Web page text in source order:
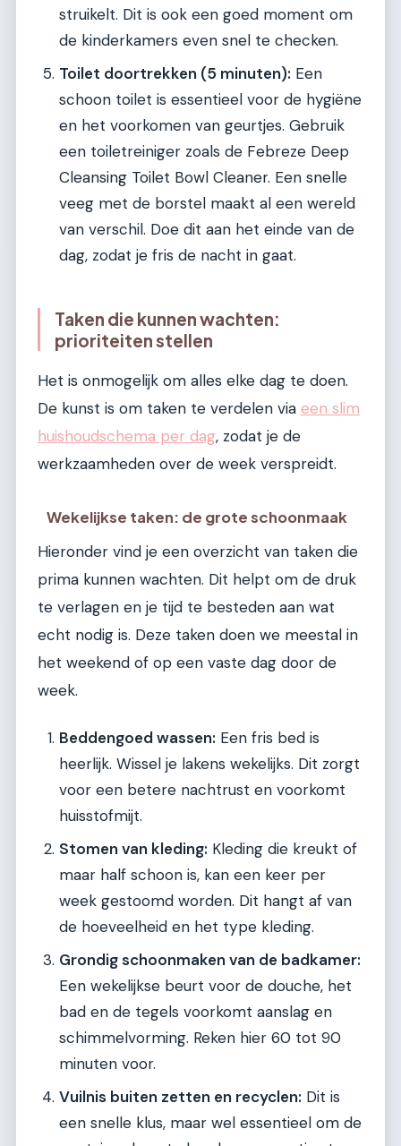
struikelt. Dit is ook een goed moment om
de kinderkamers even snel te checken.
Toilet doortrekken (5 minuten): Een
schoon toilet is essentieel voor de hygiëne
en het voorkomen van geurtjes. Gebruik
een toiletreiniger zoals de Febreze Deep
Cleansing Toilet Bowl Cleaner. Een snelle
veeg met de borstel maakt al een wereld
van verschil. Doe dit aan het einde van de
dag, zodat je fris de nacht in gaat.
Taken die kunnen wachten:
prioriteiten stellen
Het is onmogelijk om alles elke dag te doen.
De kunst is om taken te verdelen via een slim
huishoudschema per dag, zodat je de
werkzaamheden over de week verspreidt.
Wekelijkse taken: de grote schoonmaak
Hieronder vind je een overzicht van taken die
prima kunnen wachten. Dit helpt om de druk
te verlagen en je tijd te besteden aan wat
echt nodig is. Deze taken doen we meestal in
het weekend of op een vaste dag door de
week.
Beddengoed wassen: Een fris bed is
heerlijk. Wissel je lakens wekelijks. Dit zorgt
voor een betere nachtrust en voorkomt
huisstofmijt.
Stomen van kleding: Kleding die kreukt of
maar half schoon is, kan een keer per
week gestoomd worden. Dit hangt af van
de hoeveelheid en het type kleding.
Grondig schoonmaken van de badkamer:
Een wekelijkse beurt voor de douche, het
bad en de tegels voorkomt aanslag en
schimmelvorming. Reken hier 60 tot 90
minuten voor.
Vuilnis buiten zetten en recyclen: Dit is
een snelle klus, maar wel essentieel om de